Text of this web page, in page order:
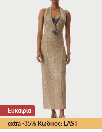
extra -35% Κωδικός: LAST
Ευκαιρία